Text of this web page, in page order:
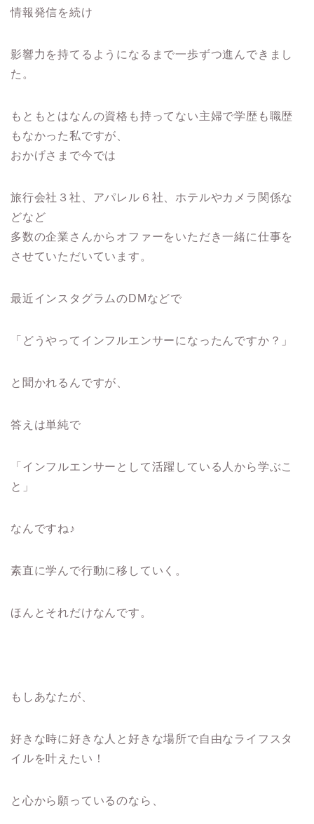
情報発信を続け
影響力を持てるようになるまで一歩ずつ進んできまし
た。
もともとはなんの資格も持ってない主婦で学歴も職歴
もなかった私ですが、
おかげさまで今では
旅行会社３社、アパレル６社、ホテルやカメラ関係な
どなど
多数の企業さんからオファーをいただき一緒に仕事を
させていただいています。
最近インスタグラムのDMなどで
「どうやってインフルエンサーになったんですか？」
と聞かれるんですが、
答えは単純で
「インフルエンサーとして活躍している人から学ぶこ
と」
なんですね♪
素直に学んで行動に移していく。
ほんとそれだけなんです。
もしあなたが、
好きな時に好きな人と好きな場所で自由なライフスタ
イルを叶えたい！
と心から願っているのなら、